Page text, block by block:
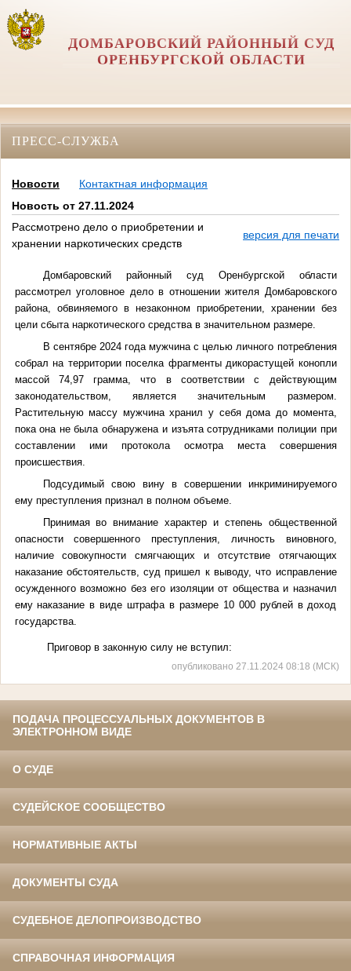
ДОМБАРОВСКИЙ РАЙОННЫЙ СУД
ОРЕНБУРГСКОЙ ОБЛАСТИ
ПРЕСС-СЛУЖБА
Новости
Контактная информация
Новость от 27.11.2024
Рассмотрено дело о приобретении и
хранении наркотических средств
версия для печати
Домбаровский районный суд Оренбургской области
рассмотрел уголовное дело в отношении жителя Домбаровского
района, обвиняемого в незаконном приобретении, хранении без
цели сбыта наркотического средства в значительном размере.
В сентябре 2024 года мужчина с целью личного потребления
собрал на территории поселка фрагменты дикорастущей конопли
массой 74,97 грамма, что в соответствии с действующим
законодательством, является значительным размером.
Растительную массу мужчина хранил у себя дома до момента,
пока она не была обнаружена и изъята сотрудниками полиции при
составлении ими протокола осмотра места совершения
происшествия.
Подсудимый свою вину в совершении инкриминируемого
ему преступления признал в полном объеме.
Принимая во внимание характер и степень общественной
опасности совершенного преступления, личность виновного,
наличие совокупности смягчающих и отсутствие отягчающих
наказание обстоятельств, суд пришел к выводу, что исправление
осужденного возможно без его изоляции от общества и назначил
ему наказание в виде штрафа в размере 10 000 рублей в доход
государства.
Приговор в законную силу не вступил:
опубликовано 27.11.2024 08:18 (МСК)
ПОДАЧА ПРОЦЕССУАЛЬНЫХ ДОКУМЕНТОВ В
ЭЛЕКТРОННОМ ВИДЕ
О СУДЕ
СУДЕЙСКОЕ СООБЩЕСТВО
НОРМАТИВНЫЕ АКТЫ
ДОКУМЕНТЫ СУДА
СУДЕБНОЕ ДЕЛОПРОИЗВОДСТВО
СПРАВОЧНАЯ ИНФОРМАЦИЯ